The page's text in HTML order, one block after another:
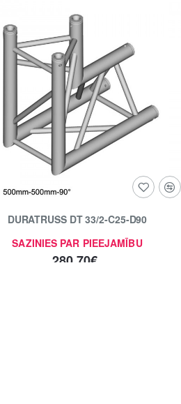
SAZINIES PAR PIEEJAMĪBU
DURATRUSS DT 33/2-C25-D90
280.70€